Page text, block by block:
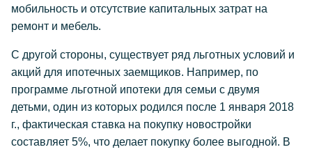
мобильность и отсутствие капитальных затрат на
ремонт и мебель.
С другой стороны, существует ряд льготных условий и
акций для ипотечных заемщиков. Например, по
программе льготной ипотеки для семьи с двумя
детьми, один из которых родился после 1 января 2018
г., фактическая ставка на покупку новостройки
составляет 5%, что делает покупку более выгодной. В